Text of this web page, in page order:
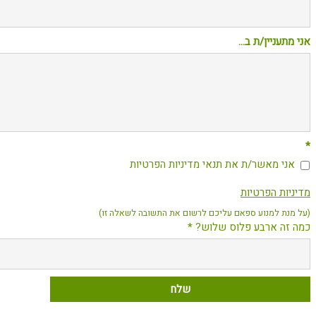
אני מתעניין/ת ב...
*
אני מאשר/ת את תנאי מדיניות הפרטיות
מדיניות הפרטיות
(על מנת למנוע ספאם עליכם לרשום את התשובה לשאלה זו)
כמה זה ארבע פלוס שלוש? *